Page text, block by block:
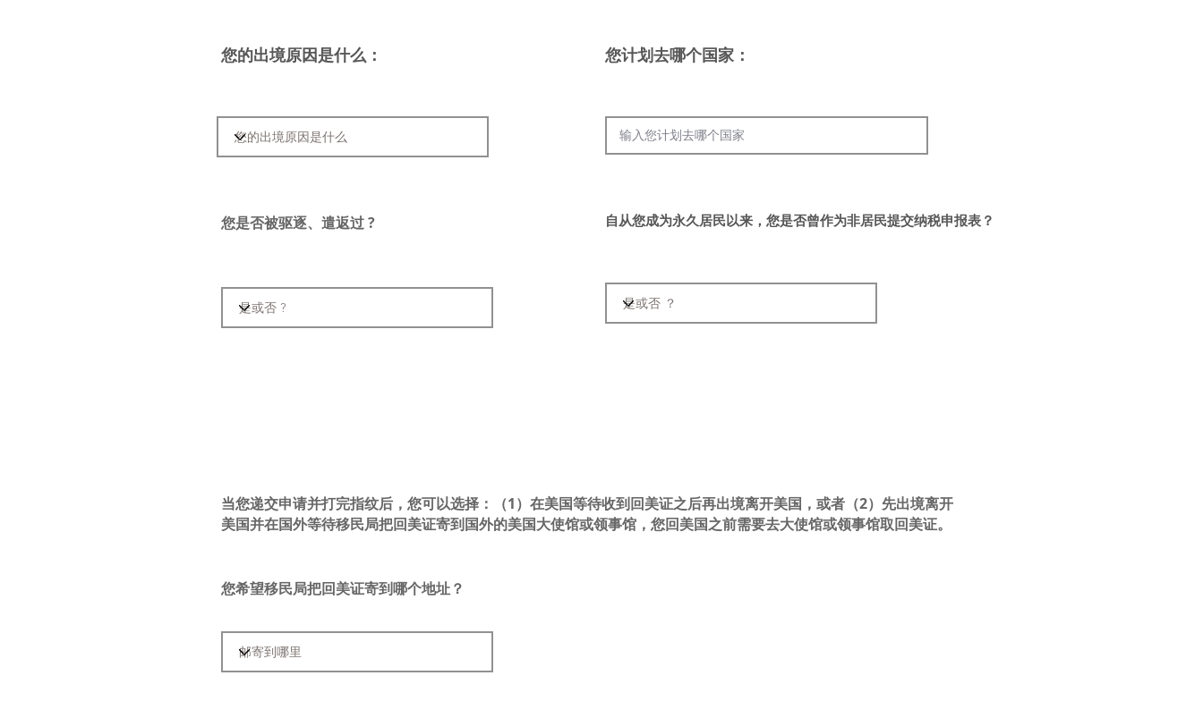
您的出境原因是什么：
您是否被驱逐、遣返过 ?
您计划去哪个国家：
自从您成为永久居民以来，您是否曾作为非居民提交纳税申报表？
当您递交申请并打完指纹后，您可以选择：（1）在美国等待收到回美证之后再出境离开美国，或者（2）先出境离开
美国并在国外等待移民局把回美证寄到国外的美国大使馆或领事馆，您回美国之前需要去大使馆或领事馆取回美证。
您希望移民局把回美证寄到哪个地址？